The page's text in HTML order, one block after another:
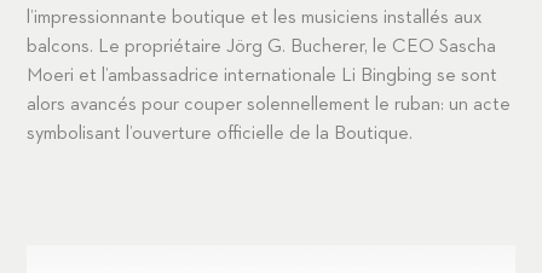
l’impressionnante boutique et les musiciens installés aux
balcons. Le propriétaire Jörg G. Bucherer, le CEO Sascha
Moeri et l’ambassadrice internationale Li Bingbing se sont
alors avancés pour couper solennellement le ruban: un acte
symbolisant l’ouverture officielle de la Boutique.